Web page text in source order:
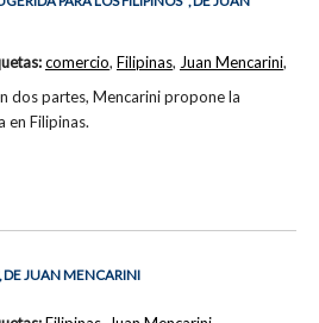
dos partes, Mencarini propone la
en Filipinas.
comercio, Filipinas, Juan Mencarini,
DE JUAN MENCARINI